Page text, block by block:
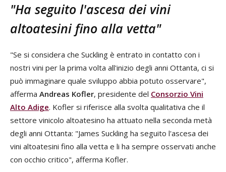
"Ha seguito l'ascesa dei vini
altoatesini fino alla vetta"
"Se si considera che Suckling è entrato in contatto con i
nostri vini per la prima volta all'inizio degli anni Ottanta, ci si
può immaginare quale sviluppo abbia potuto osservare",
afferma Andreas Kofler, presidente del Consorzio Vini
Alto Adige. Kofler si riferisce alla svolta qualitativa che il
settore vinicolo altoatesino ha attuato nella seconda metà
degli anni Ottanta: "James Suckling ha seguito l'ascesa dei
vini altoatesini fino alla vetta e li ha sempre osservati anche
con occhio critico", afferma Kofler.